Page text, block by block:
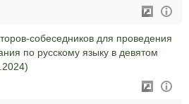
собеседников для проведения
по русскому языку в девятом